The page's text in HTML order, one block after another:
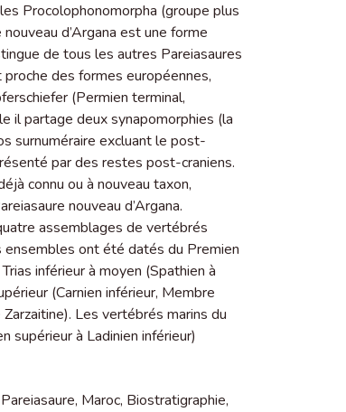
Procolophonomorpha (groupe plus
d’Argana est une forme
de tous les autres Pareiasaures
des formes européennes,
(Permien terminal,
il partage deux synapomorphies (la
surnuméraire excluant le post-
par des restes post-craniens.
connu ou à nouveau taxon,
nouveau d’Argana.
assemblages de vertébrés
ont été datés du Premien
inférieur à moyen (Spathien à
(Carnien inférieur, Membre
Les vertébrés marins du
supérieur à Ladinien inférieur)
Pareiasaure, Maroc, Biostratigraphie,